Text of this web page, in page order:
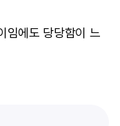
임에도 당당함이 느